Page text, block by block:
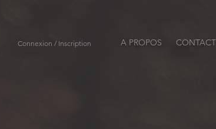
Connexion / Inscription A PROPOS CONTACT